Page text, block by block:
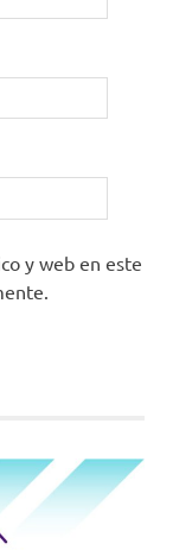
y web en este